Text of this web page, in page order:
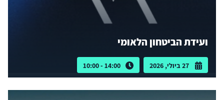
ועידת הביטחון הלאומי
27 ביולי, 2026 14:00 - 10:00